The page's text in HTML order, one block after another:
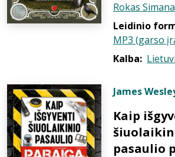
Rokas
Leidinio
MP3 (garso
Kalba:
James
Kaip
pasaulio